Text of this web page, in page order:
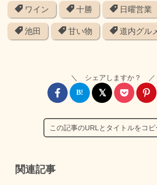
ワイン 十勝 日曜営業
池田 甘い物 道内グル
＼ シェアしますか？ ／
この記事のURLとタイトルをコピ
関連記事